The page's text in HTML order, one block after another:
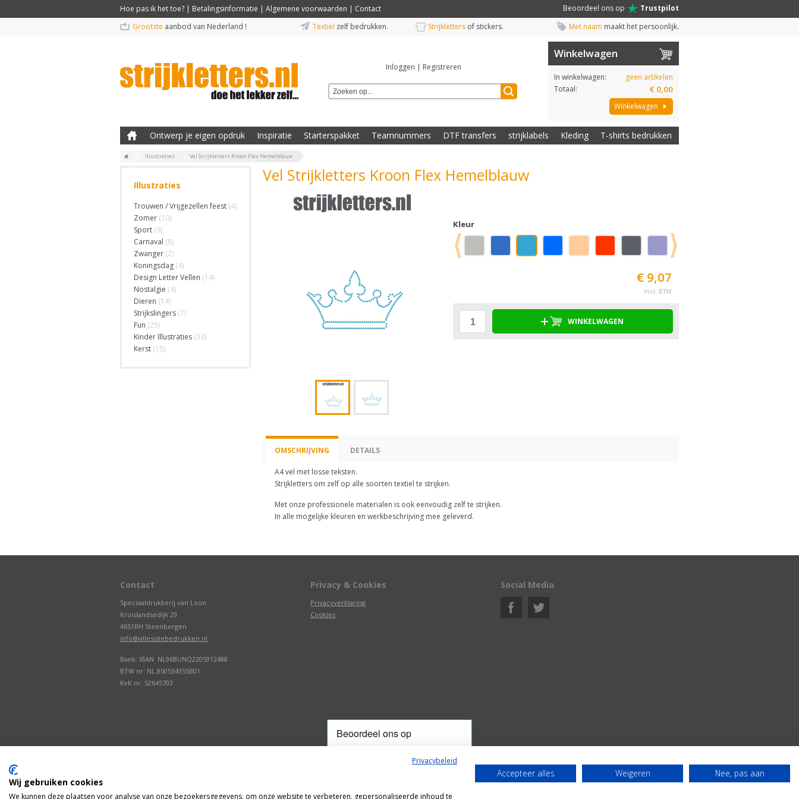
Hoe pas ik het toe? | Betalingsinformatie | Algemene voorwaarden | Contact Beoordeel ons op
Trustpilot
Grootste aanbod van Nederland ! Textiel zelf bedrukken. Strijkletters of stickers. Met naam maakt het persoonlijk.
Inloggen | Registreren
Winkelwagen
In winkelwagen:
geen artikelen
Totaal:
€ 0,00
Winkelwagen
Ontwerp je eigen opdruk Inspiratie Starterspakket Teamnummers DTF transfers strijklabels Kleding T-shirts bedrukken
Illustraties Vel Strijkletters Kroon Flex Hemelblauw
Illustraties
Trouwen / Vrijgezellen feest (4)
Zomer (10)
Sport (9)
Carnaval (8)
Zwanger (2)
Koningsdag (4)
Design Letter Vellen (14)
Nostalgie (4)
Dieren (14)
Strijkslingers (7)
Fun (25)
Kinder Illustraties (33)
Kerst (15)
Vel Strijkletters Kroon Flex Hemelblauw
Kleur
€ 9,07
incl. BTW
WINKELWAGEN
OMSCHRIJVING DETAILS
A4 vel met losse teksten.
Strijkletters om zelf op alle soorten textiel te strijken.
Met onze professionele materialen is ook eenvoudig zelf te strijken.
In alle mogelijke kleuren en werkbeschrijving mee geleverd.
Contact
Speciaaldrukkerij van Loon
Kruislandsedijk 29
4651RH Steenbergen
info@allesistebedrukken.nl
Bank: IBAN NL96BUNQ2205912488
BTW nr: NL.850534355B01
KvK nr: 52645703
Privacy & Cookies
Privacyverklaring
Cookies
Social Media
Privacybeleid
Wij gebruiken cookies
We kunnen deze plaatsen voor analyse van onze bezoekersgegevens, om onze website te verbeteren, gepersonaliseerde inhoud te
Accepteer alles Weigeren Nee, pas aan